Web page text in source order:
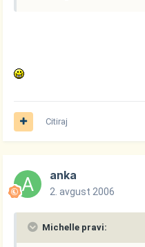
Citiraj
anka
2. avgust 2006
Michelle pravi: